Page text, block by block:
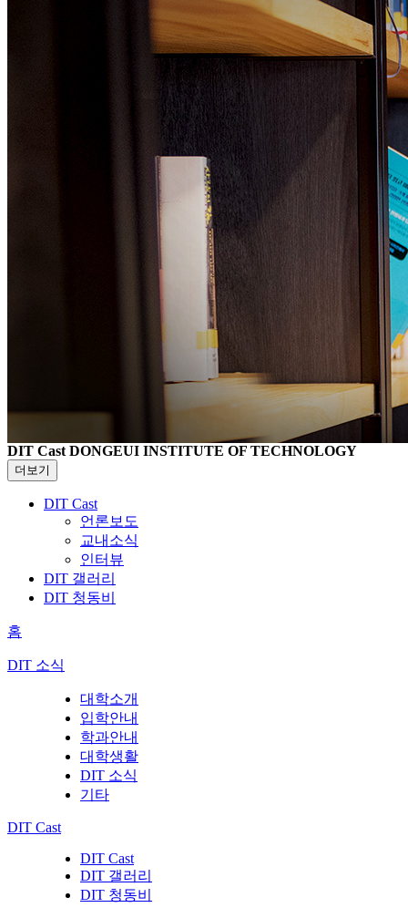
DIT Cast DONGEUI INSTITUTE OF TECHNOLOGY
더보기
DIT Cast
언론보도
교내소식
인터뷰
DIT 갤러리
DIT 청동비
홈
DIT 소식
대학소개
입학안내
학과안내
대학생활
DIT 소식
기타
DIT Cast
DIT Cast
DIT 갤러리
DIT 청동비